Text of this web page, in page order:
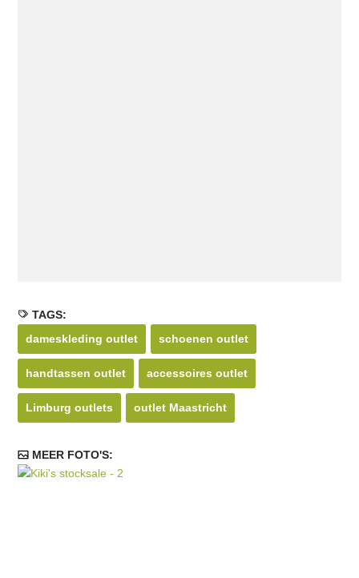
TAGS:
dameskleding outlet
schoenen outlet
handtassen outlet accessoires outlet
Limburg outlets outlet Maastricht
MEER FOTO'S: